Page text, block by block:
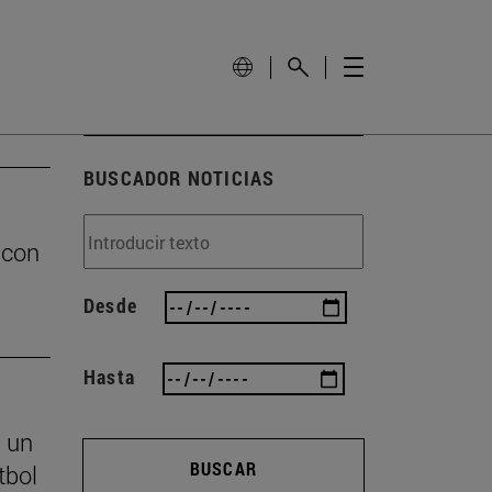
un
BUSCADOR NOTICIAS
Desde
Hasta
BUSCAR